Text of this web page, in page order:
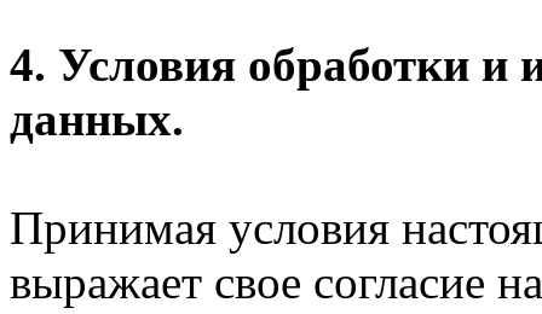
4. Условия обработки и
данных.
Принимая условия
выражает свое согласие